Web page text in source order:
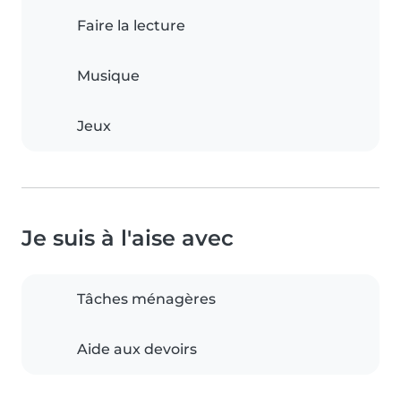
Faire la lecture
Musique
Jeux
Je suis à l'aise avec
Tâches ménagères
Aide aux devoirs